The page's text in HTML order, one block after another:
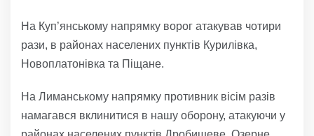
На Куп’янському напрямку ворог атакував чотири
рази, в районах населених пунктів Курилівка,
Новоплатонівка та Піщане.
На Лиманському напрямку противник вісім разів
намагався вклинитися в нашу оборону, атакуючи у